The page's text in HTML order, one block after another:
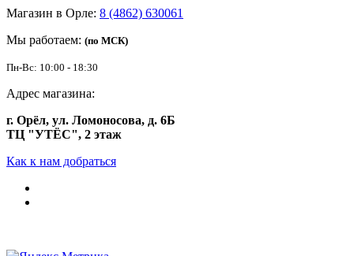
Магазин в Орле: 8 (4862) 630061
Мы работаем: (по МСК)
Пн-Вс: 10:00 - 18:30
Адрес магазина:
г. Орёл, ул. Ломоносова, д. 6Б
ТЦ "УТЁС", 2 этаж
Как к нам добраться